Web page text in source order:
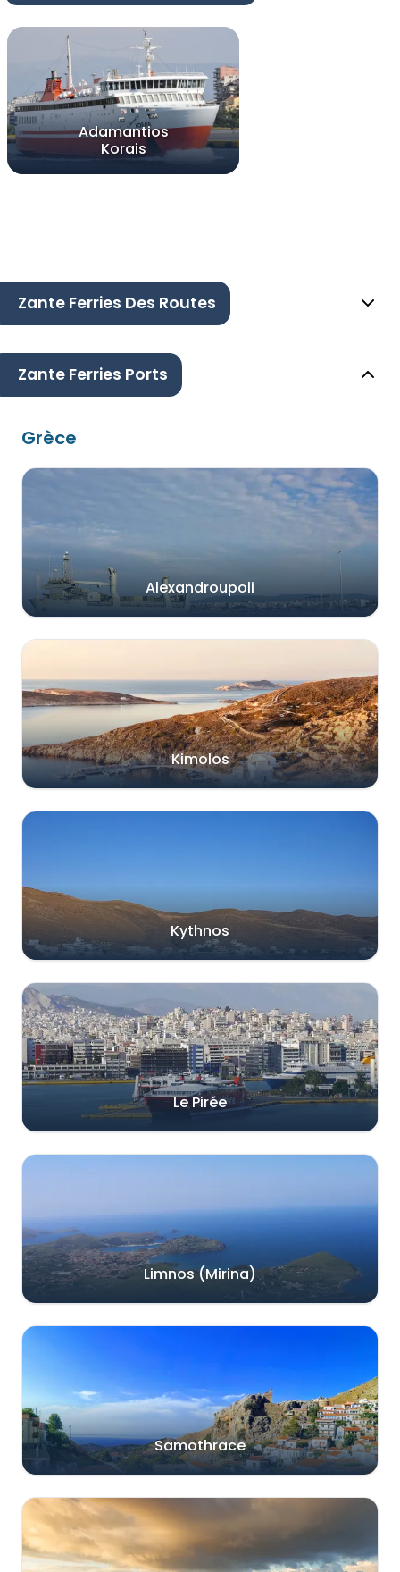
Adamantios
Korais
Zante Ferries Des Routes
Zante Ferries Ports
Grèce
Alexandroupoli
Kimolos
Kythnos
Le Pirée
Limnos (Mirina)
Samothrace